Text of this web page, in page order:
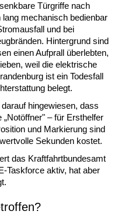
Türgriffe nach
mechanisch bedienbar
und bei
Hintergrund sind
einen Aufprall überlebten,
weil die elektrische
ist ein Todesfall
belegt.
hingewiesen, dass
– für Ersthelfer
und Markierung sind
Sekunden kostet.
das Kraftfahrtbundesamt
Taskforce aktiv, hat aber